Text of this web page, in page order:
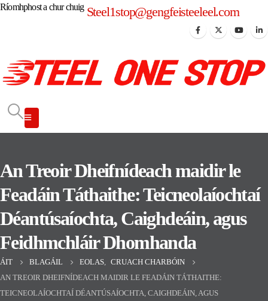
Ríomhphost a chur chuig Steel1stop@gengfeisteeleel.com
An Treoir Dheifnídeach maidir le
Feadáin Táthaithe: Teicneolaíochtaí
Déantúsaíochta, Caighdeáin, agus
Feidhmchláir Dhomhanda
ÁIT BLAGÁIL EOLAS
CRUACH CHARBÓIN
AN TREOIR DHEIFNÍDEACH MAIDIR LE FEADÁIN TÁTHAITHE:
TEICNEOLAÍOCHTAÍ DÉANTÚSAÍOCHTA, CAIGHDEÁIN, AGUS